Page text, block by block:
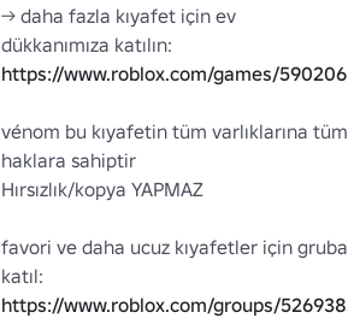
→ daha fazla kıyafet için ev
https://www.roblox.com/games/
vénom bu kıyafetin tüm varlıklarına tüm
haklara sahiptir
Hırsızlık/kopya YAPMAZ
favori ve daha ucuz kıyafetler için gruba
https://www.roblox.com/groups/